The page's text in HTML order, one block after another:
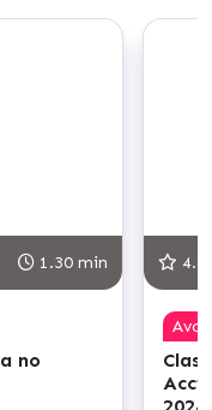
4.8
Clase
Acciones de